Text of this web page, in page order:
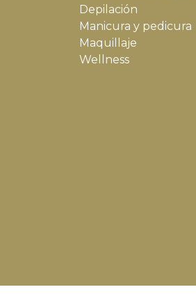
Depilación
Manicura y pedicura
Maquillaje
Wellness